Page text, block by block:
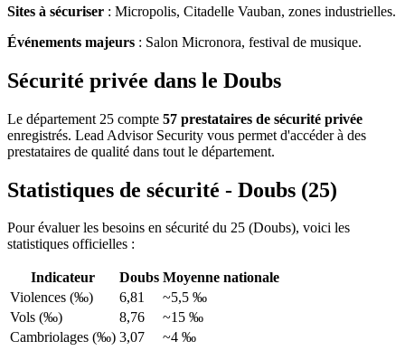
Sites à sécuriser : Micropolis, Citadelle Vauban, zones industrielles.
Événements majeurs : Salon Micronora, festival de musique.
Sécurité privée dans le Doubs
Le département 25 compte 57 prestataires de sécurité privée
enregistrés. Lead Advisor Security vous permet d'accéder à des
prestataires de qualité dans tout le département.
Statistiques de sécurité - Doubs (25)
Pour évaluer les besoins en sécurité du 25 (Doubs), voici les
statistiques officielles :
Indicateur Doubs Moyenne nationale
Violences (‰)
6,81
~5,5 ‰
Vols (‰)
8,76
~15 ‰
Cambriolages (‰) 3,07 ~4 ‰